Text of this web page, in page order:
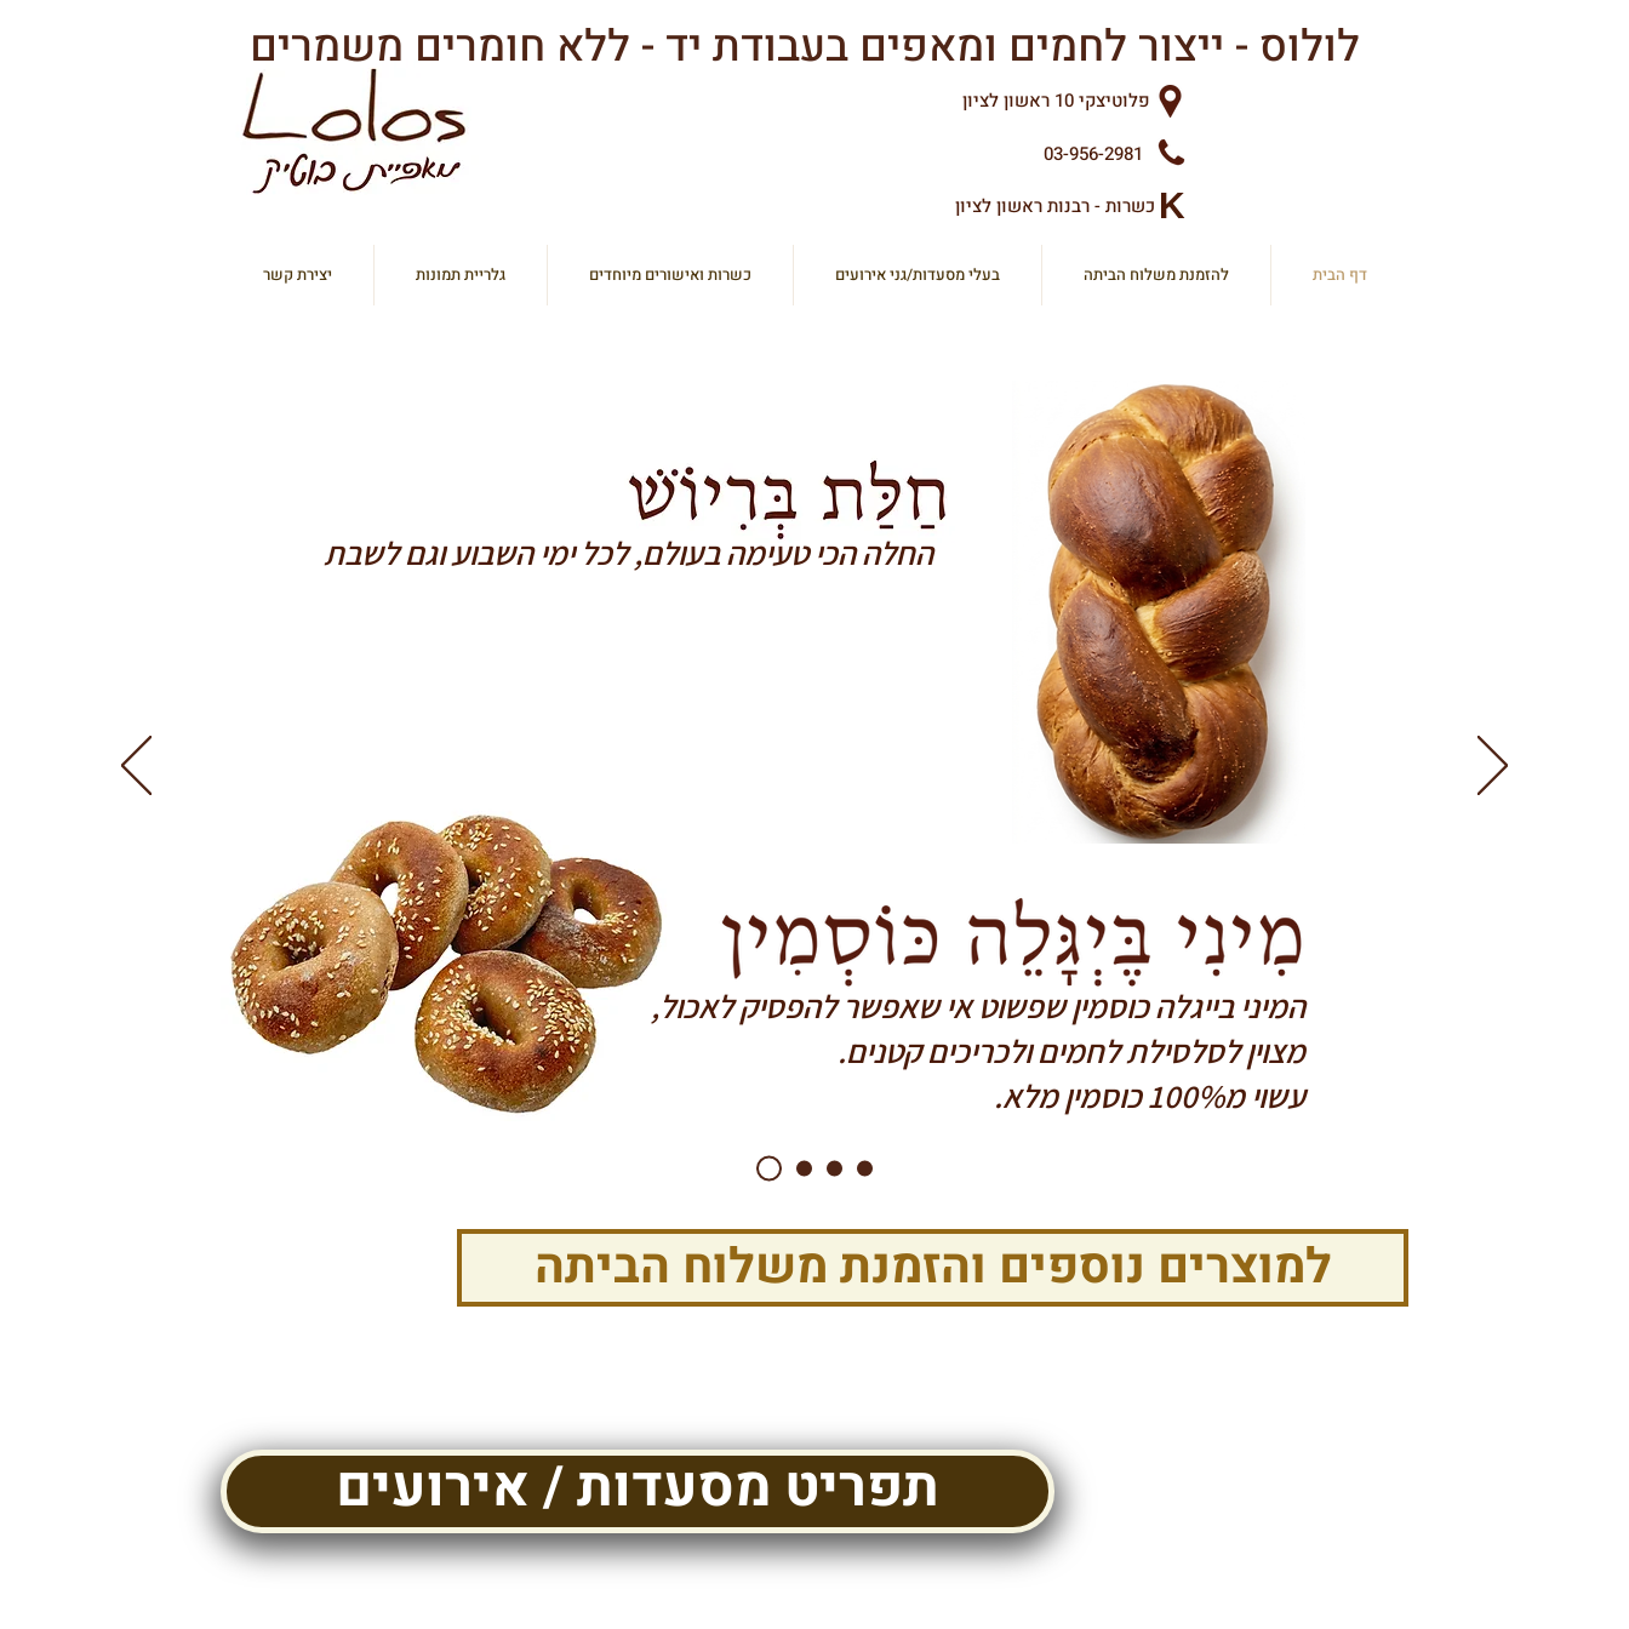
פלוטיצקי 10 ראשון לציון
03-956-2981
K כשרות - רבנות ראשון לציון
יצירת קשר גלריית תמונות כשרות ואישורים מיוחדים בעלי מסעדות/גני אירועים להזמנת משלוח הביתה דף הבית
החלה הכי טעימה בעולם, לכל ימי השבוע וגם לשבת
המיני בייגלה כוסמין שפשוט אי שאפשר להפסיק לאכול,
מצוין לסלסילת לחמים ולכריכים קטנים.
עשוי מ100% כוסמין מלא.
למוצרים נוספים והזמנת משלוח הביתה
תפריט מסעדות / אירועים